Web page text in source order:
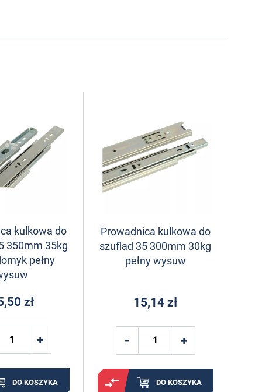
kulkowa do
350mm 35kg
pełny
zł
DO KOSZYKA
Prowadnica kulkowa do
szuflad 35 300mm 30kg
pełny wysuw
15,14 zł
DO KOSZYKA